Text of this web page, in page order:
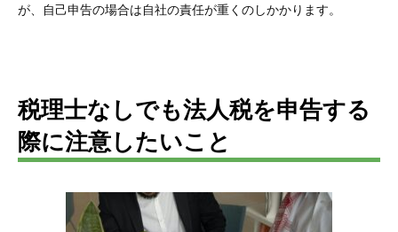
が、自己申告の場合は自社の責任が重くのしかかります。
税理士なしでも法人税を申告する
際に注意したいこと